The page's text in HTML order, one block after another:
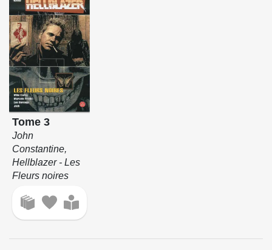
Tome 3
John
Constantine,
Hellblazer - Les
Fleurs noires